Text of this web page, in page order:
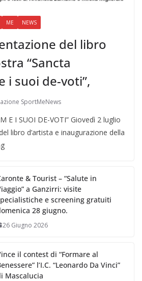
ME NEWS
del libro
“Sancta
i suoi de-voti”,
SportMeNews
E I SUOI DE-VOTI” Giovedì 2 luglio
libro d’artista e inaugurazione della
& Tourist – “Salute in
a Ganzirri: visite
e screening gratuiti
28 giugno.
26 Giugno 2026
il contest di “Formare al
l’I.C. “Leonardo Da Vinci”
Mascalucia